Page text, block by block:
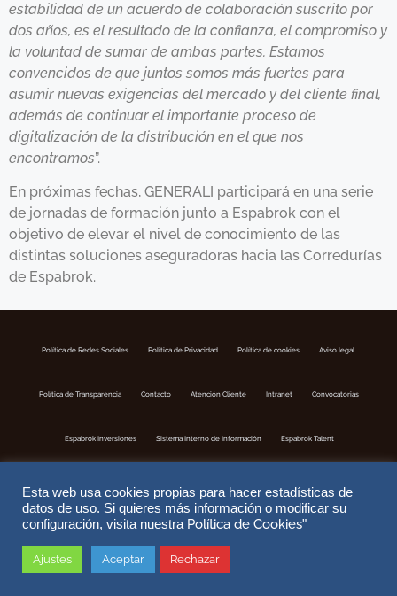
estabilidad de un acuerdo de colaboración suscrito por
dos años, es el resultado de la confianza, el compromiso y
la voluntad de sumar de ambas partes. Estamos
convencidos de que juntos somos más fuertes para
asumir nuevas exigencias del mercado y del cliente final,
además de continuar el importante proceso de
digitalización de la distribución en el que nos
encontramos”.
En próximas fechas, GENERALI participará en una serie
de jornadas de formación junto a Espabrok con el
objetivo de elevar el nivel de conocimiento de las
distintas soluciones aseguradoras hacia las Corredurías
de Espabrok.
Política de Redes Sociales Politica de Privacidad Política de cookies Aviso legal
Política de Transparencia Contacto Atención Cliente Intranet Convocatorias
Espabrok Inversiones Sistema Interno de Información Espabrok Talent
Esta web usa cookies propias para hacer estadísticas de
datos de uso. Si quieres más información o modificar su
configuración, visita nuestra Política de Cookies"
Ajustes Aceptar Rechazar